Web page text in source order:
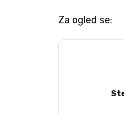
Za ogled se: